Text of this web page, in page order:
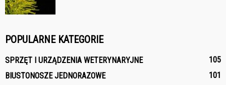
POPULARNE KATEGORIE
SPRZĘT I URZĄDZENIA WETERYNARYJNE
105
BIUSTONOSZE JEDNORAZOWE
101